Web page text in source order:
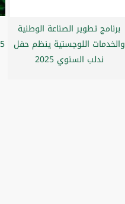
برنامج تطوير الصناعة الوطنية
والخدمات اللوجستية ينظم حفل
ندلب السنوي 2025